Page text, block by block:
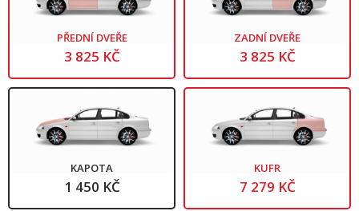
PŘEDNÍ DVEŘE
3 825 KČ
ZADNÍ DVEŘE
3 825 KČ
KAPOTA
1 450 KČ
KUFR
7 279 KČ